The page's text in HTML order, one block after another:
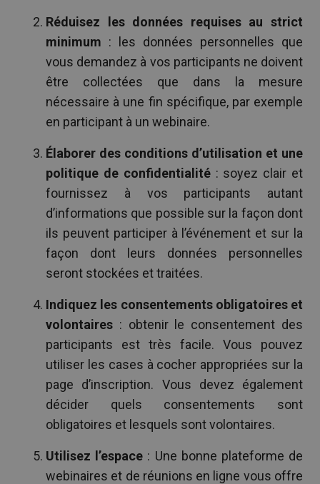
Réduisez les données requises au strict
minimum : les données personnelles que
vous demandez à vos participants ne doivent
être collectées que dans la mesure
nécessaire à une fin spécifique, par exemple
en participant à un webinaire.
Élaborer des conditions d’utilisation et une
politique de confidentialité: soyez clair et
fournissez à vos participants autant
d’informations que possible sur la façon dont
ils peuvent participer à l’événement et sur la
façon dont leurs données personnelles
seront stockées et traitées.
Indiquez les consentements obligatoires et
volontaires : obtenir le consentement des
participants est très facile. Vous pouvez
utiliser les cases à cocher appropriées sur la
page d’inscription. Vous devez également
décider quels consentements sont
obligatoires et lesquels sont volontaires.
Utilisez l’espace : Une bonne plateforme de
webinaires et de réunions en ligne vous offre